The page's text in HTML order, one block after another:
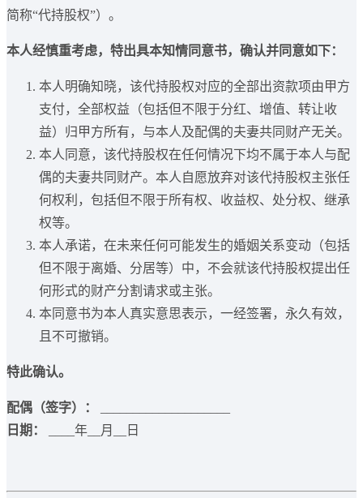
简称“代持股权”）。
本人经慎重考虑，特出具本知情同意书，确认并同意如下：
本人明确知晓，该代持股权对应的全部出资款项由甲方
支付，全部权益（包括但不限于分红、增值、转让收
益）归甲方所有，与本人及配偶的夫妻共同财产无关。
本人同意，该代持股权在任何情况下均不属于本人与配
偶的夫妻共同财产。本人自愿放弃对该代持股权主张任
何权利，包括但不限于所有权、收益权、处分权、继承
权等。
本人承诺，在未来任何可能发生的婚姻关系变动（包括
但不限于离婚、分居等）中，不会就该代持股权提出任
何形式的财产分割请求或主张。
本同意书为本人真实意思表示，一经签署，永久有效，
且不可撤销。
特此确认。
配偶（签字）：
日期：
____年__月__日